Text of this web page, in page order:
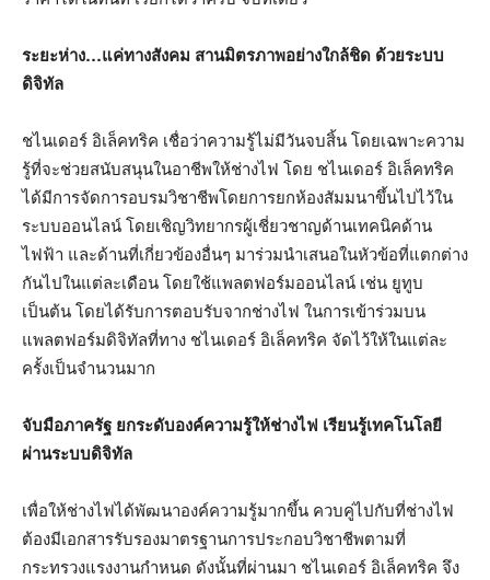
ระยะห่าง…แค่ทางสังคม สานมิตรภาพอย่างใกล้ชิด ด้วยระบบ
ดิจิทัล
ชไนเดอร์ อิเล็คทริค เชื่อว่าความรู้ไม่มีวันจบสิ้น โดยเฉพาะความ
รู้ที่จะช่วยสนับสนุนในอาชีพให้ช่างไฟ โดย ชไนเดอร์ อิเล็คทริค
ได้มีการจัดการอบรมวิชาชีพโดยการยกห้องสัมมนาขึ้นไปไว้ใน
ระบบออนไลน์ โดยเชิญวิทยากรผู้เชี่ยวชาญด้านเทคนิคด้าน
ไฟฟ้า และด้านที่เกี่ยวข้องอื่นๆ มาร่วมนำเสนอในหัวข้อที่แตกต่าง
กันไปในแต่ละเดือน โดยใช้แพลตฟอร์มออนไลน์ เช่น ยูทูบ
เป็นต้น โดยได้รับการตอบรับจากช่างไฟ ในการเข้าร่วมบน
แพลตฟอร์มดิจิทัลที่ทาง ชไนเดอร์ อิเล็คทริค จัดไว้ให้ในแต่ละ
ครั้งเป็นจำนวนมาก
จับมือภาครัฐ ยกระดับองค์ความรู้ให้ช่างไฟ เรียนรู้เทคโนโลยี
ผ่านระบบดิจิทัล
เพื่อให้ช่างไฟได้พัฒนาองค์ความรู้มากขึ้น ควบคู่ไปกับที่ช่างไฟ
ต้องมีเอกสารรับรองมาตรฐานการประกอบวิชาชีพตามที่
กระทรวงแรงงานกำหนด ดังนั้นที่ผ่านมา ชไนเดอร์ อิเล็คทริค จึง